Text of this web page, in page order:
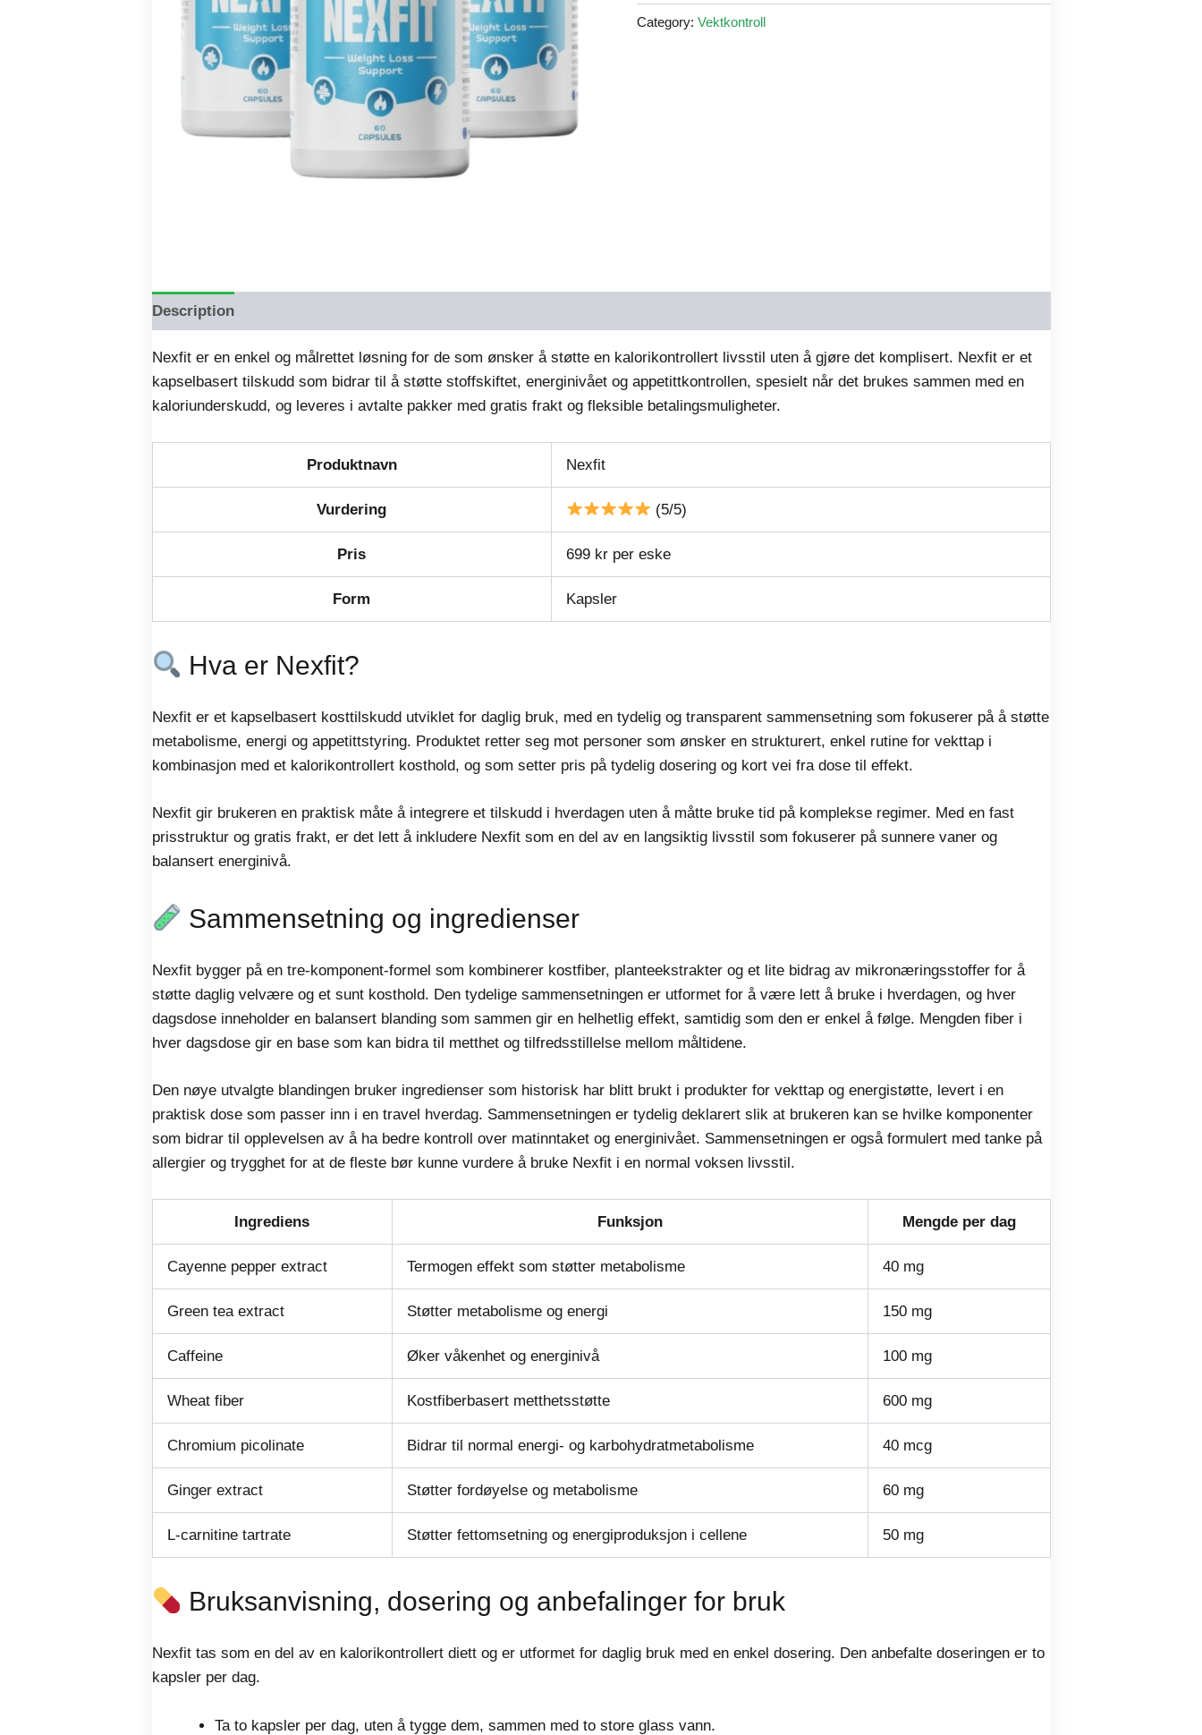
kr899.00.
Category:Vektkontroll
Description
Nexfit er en enkel og målrettet løsning for de som ønsker å støtte en kalorikontrollert livsstil uten å gjøre det komplisert. Nexfit er et
kapselbasert tilskudd som bidrar til å støtte stoffskiftet, energinivået og appetittkontrollen, spesielt når det brukes sammen med en
kaloriunderskudd, og leveres i avtalte pakker med gratis frakt og fleksible betalingsmuligheter.
Produktnavn Nexfit
Vurdering (5/5)
Pris 699 kr per eske
Form Kapsler
Hva er Nexfit?
Nexfit er et kapselbasert kosttilskudd utviklet for daglig bruk, med en tydelig og transparent sammensetning som fokuserer på å støtte
metabolisme, energi og appetittstyring. Produktet retter seg mot personer som ønsker en strukturert, enkel rutine for vekttap i
kombinasjon med et kalorikontrollert kosthold, og som setter pris på tydelig dosering og kort vei fra dose til effekt.
Nexfit gir brukeren en praktisk måte å integrere et tilskudd i hverdagen uten å måtte bruke tid på komplekse regimer. Med en fast
prisstruktur og gratis frakt, er det lett å inkludere Nexfit som en del av en langsiktig livsstil som fokuserer på sunnere vaner og
balansert energinivå.
Sammensetning og ingredienser
Nexfit bygger på en tre-komponent-formel som kombinerer kostfiber, planteekstrakter og et lite bidrag av mikronæringsstoffer for å
støtte daglig velvære og et sunt kosthold. Den tydelige sammensetningen er utformet for å være lett å bruke i hverdagen, og hver
dagsdose inneholder en balansert blanding som sammen gir en helhetlig effekt, samtidig som den er enkel å følge. Mengden fiber i
hver dagsdose gir en base som kan bidra til metthet og tilfredsstillelse mellom måltidene.
Den nøye utvalgte blandingen bruker ingredienser som historisk har blitt brukt i produkter for vekttap og energistøtte, levert i en
praktisk dose som passer inn i en travel hverdag. Sammensetningen er tydelig deklarert slik at brukeren kan se hvilke komponenter
som bidrar til opplevelsen av å ha bedre kontroll over matinntaket og energinivået. Sammensetningen er også formulert med tanke på
allergier og trygghet for at de fleste bør kunne vurdere å bruke Nexfit i en normal voksen livsstil.
Ingrediens Funksjon Mengde per dag
Cayenne pepper extract Termogen effekt som støtter metabolisme 40 mg
Green tea extract Støtter metabolisme og energi 150 mg
Caffeine Øker våkenhet og energinivå 100 mg
Wheat fiber Kostfiberbasert metthetsstøtte 600 mg
Chromium picolinate Bidrar til normal energi- og karbohydratmetabolisme 40 mcg
Ginger extract Støtter fordøyelse og metabolisme 60 mg
L-carnitine tartrate Støtter fettomsetning og energiproduksjon i cellene 50 mg
Bruksanvisning, dosering og anbefalinger for bruk
Nexfit tas som en del av en kalorikontrollert diett og er utformet for daglig bruk med en enkel dosering. Den anbefalte doseringen er to
kapsler per dag.
Ta to kapsler per dag, uten å tygge dem, sammen med to store glass vann.